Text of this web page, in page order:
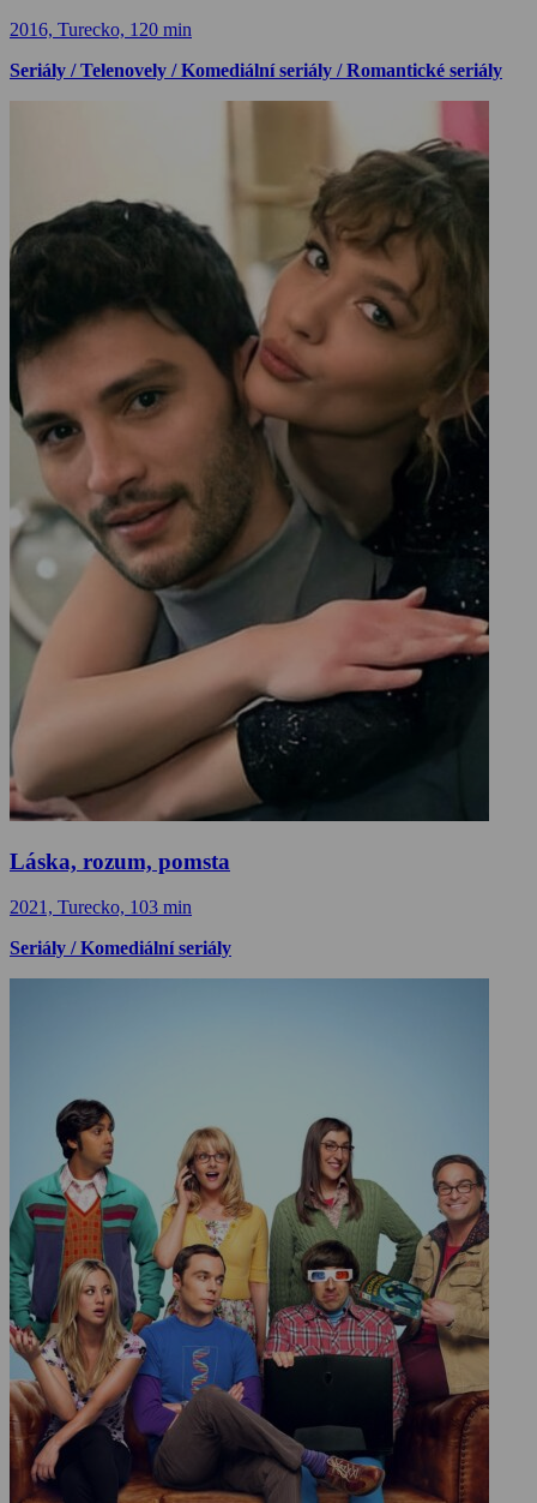
2016, Turecko, 120 min
Seriály / Telenovely / Komediální seriály / Romantické seriály
Láska, rozum, pomsta
2021, Turecko, 103 min
Seriály / Komediální seriály